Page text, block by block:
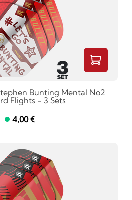
Bunting Mental No2
Flights - 3 Sets
4,00 €